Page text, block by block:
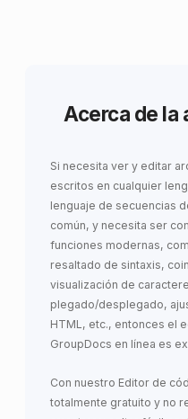
Acerca de la
Si necesita ver y editar
escritos en cualquier
lenguaje de secuencias
común, y necesita ser
funciones modernas,
resaltado de sintaxis,
visualización de
plegado/desplegado,
HTML, etc., entonces el
GroupDocs en línea es
Con nuestro Editor de
totalmente gratuito y no